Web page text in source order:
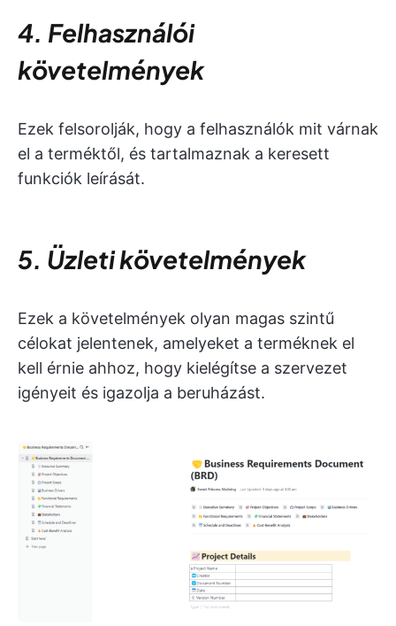
4. Felhasználói
követelmények
Ezek felsorolják, hogy a felhasználók mit várnak
el a terméktől, és tartalmaznak a keresett
funkciók leírását.
5. Üzleti követelmények
Ezek a követelmények olyan magas szintű
célokat jelentenek, amelyeket a terméknek el
kell érnie ahhoz, hogy kielégítse a szervezet
igényeit és igazolja a beruházást.